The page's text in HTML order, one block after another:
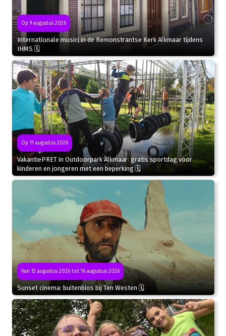
Op 9 augustus 2026
Internationale musici in de Remonstrantse Kerk Alkmaar tijdens
IHMS 🗓
Op 11 augustus 2026
VakantiePRET in Outdoorpark Alkmaar: gratis sportdag voor
kinderen en jongeren met een beperking 🗓
Van 12 augustus 2026 tot 16 augustus 2026
Sunset cinema: buitenbios bij Ten Westen 🗓